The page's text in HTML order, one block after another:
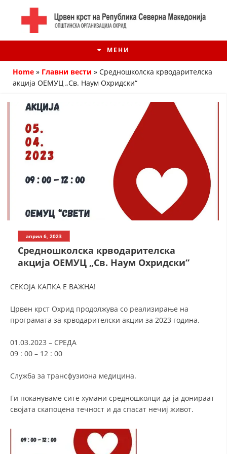
МЕНИ
ИСТОРИЈАТ НА ЦКРМ
ИСТОРИЈАТ НА ДВИЖЕЊЕТО
СТРУКТУРА НА ОРГАНИЗАЦИЈАТА
КОНТАКТ ИНФОРМАЦИИ
ЧЛЕНСТВО ВО ПРОФЕСИОНАЛНИ ТЕЛА
ЗАКОН ЗА ЦКРМ
РАКОВОДЕН ОДБОР
СОБРАНИЕ
СТРУКТУРА И ОРГАНИЗАЦИОНА ПОСТАВЕНОСТ
Home » Главни вести » Средношколска крводарителска
акција ОЕМУЦ „Св. Наум Охридски“
април 6, 2023
Средношколска крводарителска
акција ОЕМУЦ „Св. Наум Охридски“
СЕКОЈА КАПКА Е ВАЖНА!
Црвен крст Охрид продолжува со реализирање на
програмата за крводарителски акции за 2023 година.
01.03.2023 – СРЕДА
09 : 00 – 12 : 00
Служба за трансфузиона медицина.
Ги покануваме сите хумани средношколци да ја донираат
својата скапоцена течност и да спасат нечиј живот.